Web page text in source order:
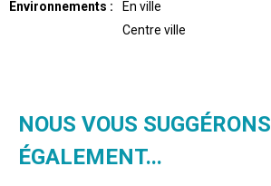
Environnements :
En ville
Centre ville
NOUS VOUS SUGGÉRONS
ÉGALEMENT...